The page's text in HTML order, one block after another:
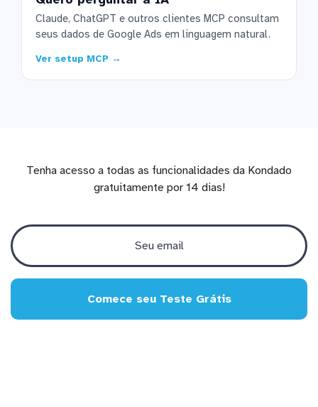
Claude, ChatGPT e outros clientes MCP consultam
seus dados de Google Ads em linguagem natural.
Ver setup MCP →
Tenha acesso a todas as funcionalidades da Kondado
gratuitamente por 14 dias!
Comece seu Teste Grátis